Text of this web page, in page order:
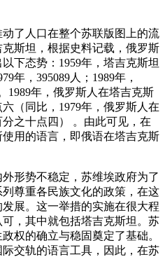
了人口在整个苏联版图上的流
斯坦，根据史料记载，俄罗斯
下态势：1959年，塔吉克斯坦
年，395089人；1989年，
1989年，俄罗斯人在塔吉克斯
（同比，1979年，俄罗斯人在
之十点四） 。由此可见，在
用的语言，即俄语在塔吉克斯
形势不稳定，苏维埃政府为了
尊重各民族文化的政策，在这
展。这一举措的实施在很大程
，其中就包括塔吉克斯坦。苏
权的确立与稳固奠定了基础。
交轨的语言工具，因此，在苏